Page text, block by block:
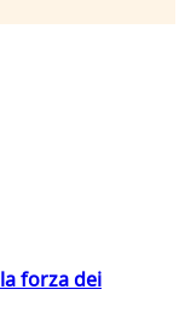
forza dei